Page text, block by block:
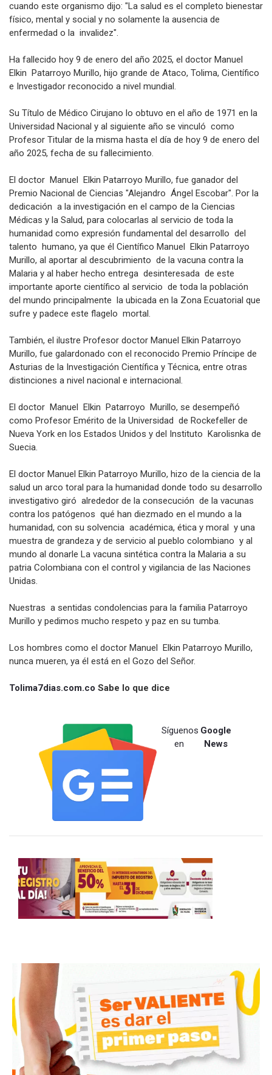
cuando este organismo dijo: "La salud es el completo bienestar
físico, mental y social y no solamente la ausencia de
enfermedad o la invalidez".
Ha fallecido hoy 9 de enero del año 2025, el doctor Manuel
Elkin Patarroyo Murillo, hijo grande de Ataco, Tolima, Científico
e Investigador reconocido a nivel mundial.
Su Título de Médico Cirujano lo obtuvo en el año de 1971 en la
Universidad Nacional y al siguiente año se vinculó como
Profesor Titular de la misma hasta el día de hoy 9 de enero del
año 2025, fecha de su fallecimiento.
El doctor Manuel Elkin Patarroyo Murillo, fue ganador del
Premio Nacional de Ciencias "Alejandro Ángel Escobar". Por la
dedicación a la investigación en el campo de la Ciencias
Médicas y la Salud, para colocarlas al servicio de toda la
humanidad como expresión fundamental del desarrollo del
talento humano, ya que él Científico Manuel Elkin Patarroyo
Murillo, al aportar al descubrimiento de la vacuna contra la
Malaria y al haber hecho entrega desinteresada de este
importante aporte científico al servicio de toda la población
del mundo principalmente la ubicada en la Zona Ecuatorial que
sufre y padece este flagelo mortal.
También, el ilustre Profesor doctor Manuel Elkin Patarroyo
Murillo, fue galardonado con el reconocido Premio Príncipe de
Asturias de la Investigación Científica y Técnica, entre otras
distinciones a nivel nacional e internacional.
El doctor Manuel Elkin Patarroyo Murillo, se desempeñó
como Profesor Emérito de la Universidad de Rockefeller de
Nueva York en los Estados Unidos y del Instituto Karolisnka de
Suecia.
El doctor Manuel Elkin Patarroyo Murillo, hizo de la ciencia de la
salud un arco toral para la humanidad donde todo su desarrollo
investigativo giró alrededor de la consecución de la vacunas
contra los patógenos qué han diezmado en el mundo a la
humanidad, con su solvencia académica, ética y moral y una
muestra de grandeza y de servicio al pueblo colombiano y al
mundo al donarle La vacuna sintética contra la Malaria a su
patria Colombiana con el control y vigilancia de las Naciones
Unidas.
Nuestras a sentidas condolencias para la familia Patarroyo
Murillo y pedimos mucho respeto y paz en su tumba.
Los hombres como el doctor Manuel Elkin Patarroyo Murillo,
nunca mueren, ya él está en el Gozo del Señor.
Tolima7dias.com.co Sabe lo que dice
Síguenos
en
Google
News